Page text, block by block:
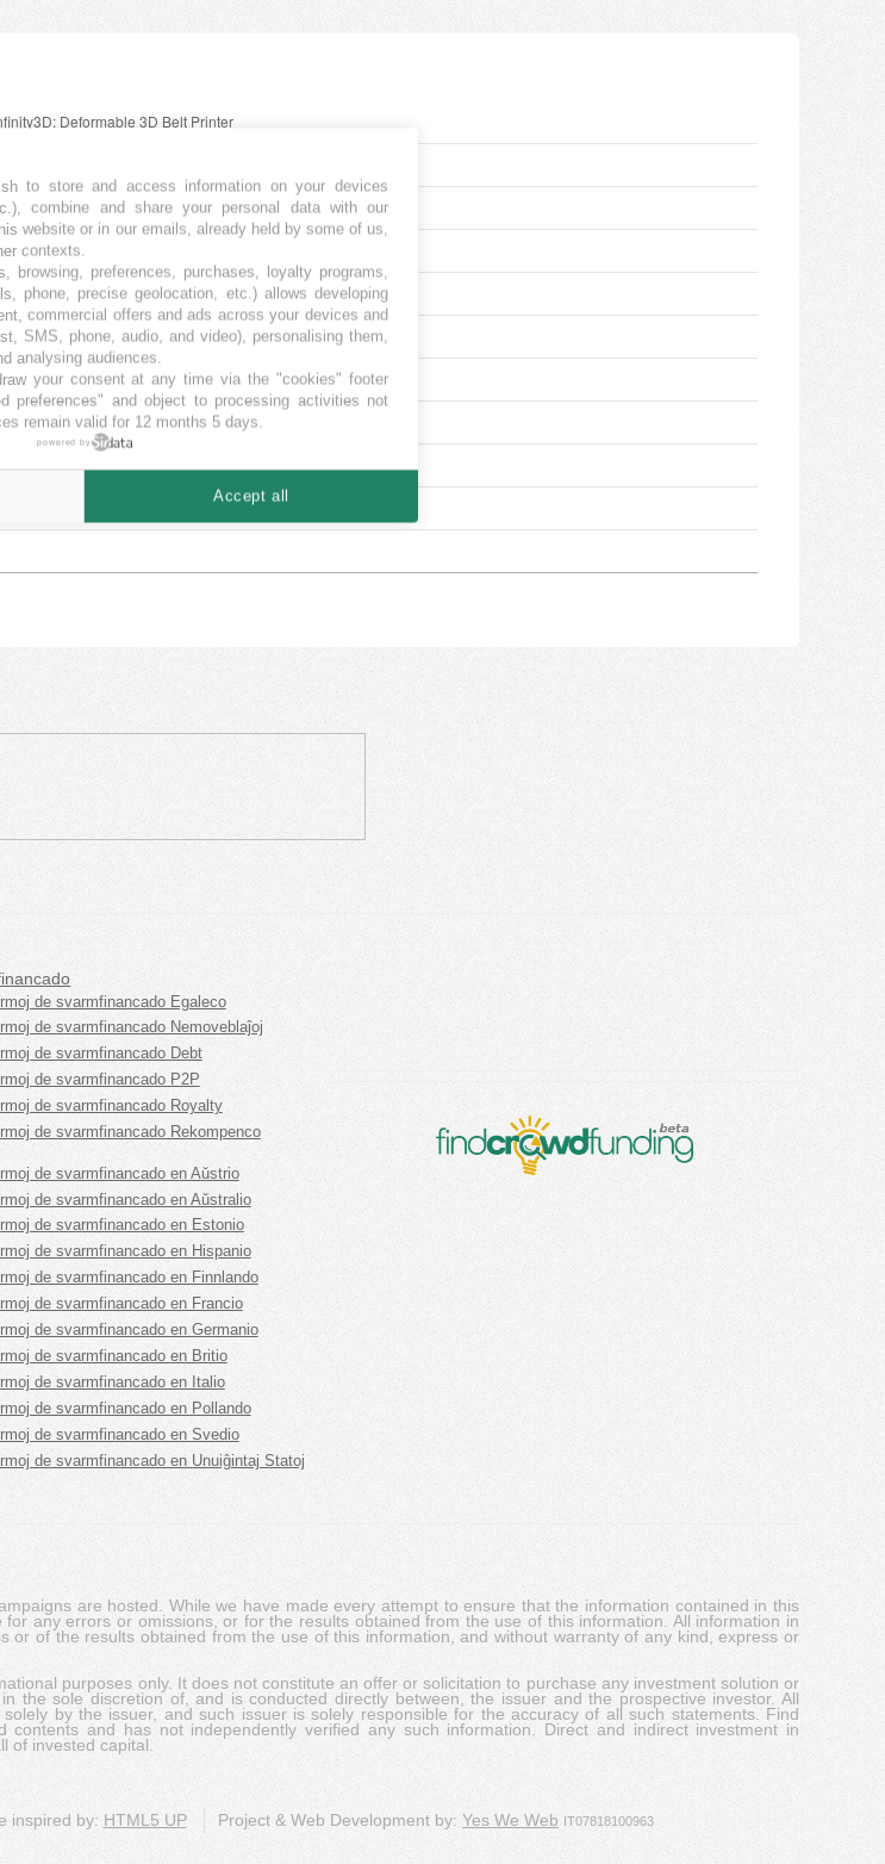
de svarmfinancado Egaleco
de svarmfinancado Nemoveblaĵoj
de svarmfinancado Debt
de svarmfinancado P2P
de svarmfinancado Royalty
de svarmfinancado Rekompenco
de svarmfinancado en Aŭstrio
de svarmfinancado en Aŭstralio
de svarmfinancado en Estonio
de svarmfinancado en Hispanio
de svarmfinancado en Finnlando
de svarmfinancado en Francio
de svarmfinancado en Germanio
de svarmfinancado en Britio
de svarmfinancado en Italio
de svarmfinancado en Pollando
de svarmfinancado en Svedio
de svarmfinancado en Unuiĝintaj Statoj
are hosted. While we have made every attempt to ensure that the information contained in this
any errors or omissions, or for the results obtained from the use of this information. All information in
of the results obtained from the use of this information, and without warranty of any kind, express or
purposes only. It does not constitute an offer or solicitation to purchase any investment solution or
sole discretion of, and is conducted directly between, the issuer and the prospective investor. All
by the issuer, and such issuer is solely responsible for the accuracy of all such statements. Find
and has not independently verified any such information. Direct and indirect investment in
of invested capital.
inspired by: HTML5 UP Project & Web Development by:Yes We Web IT07818100963
to store and access information on your devices
combine and share your personal data with our
website or in our emails, already held by some of us,
contexts.
browsing, preferences, purchases, loyalty programs,
phone, precise geolocation, etc.) allows developing
commercial offers and ads across your devices and
SMS, phone, audio, and video), personalising them,
analysing audiences.
your consent at any time via the "cookies" footer
preferences" and object to processing activities not
remain valid for 12 months 5 days.
powered by
Accept all